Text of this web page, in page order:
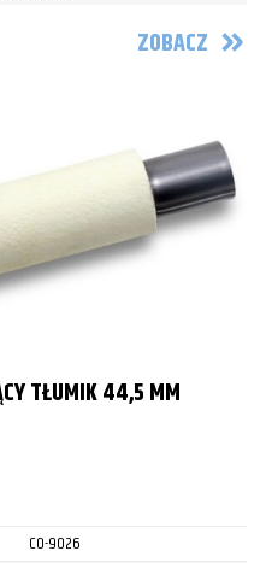
ZOBACZ
TŁUMIK 44,5 MM
CO-9026